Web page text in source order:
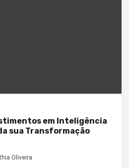
em Inteligência
sua Transformação
Oliveira